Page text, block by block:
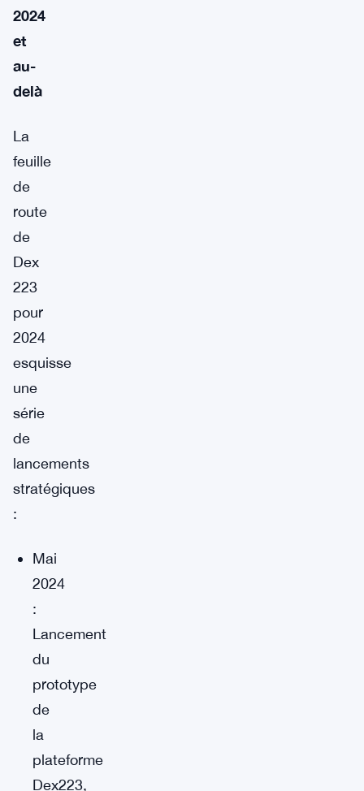
2024
et
au-
delà
La
feuille
de
route
de
Dex
223
pour
2024
esquisse
une
série
de
lancements
stratégiques
:
Mai
2024
:
Lancement
du
prototype
de
la
plateforme
Dex223,